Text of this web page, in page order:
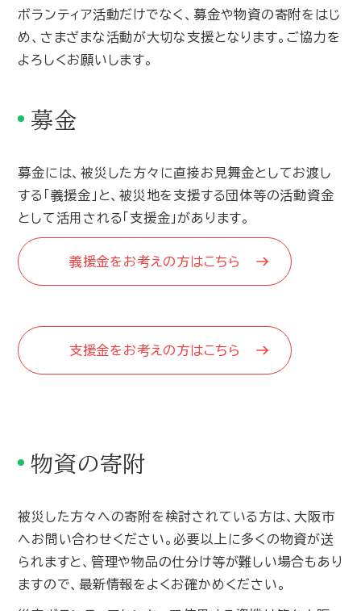
ボランティア活動だけでなく、募金や物資の寄附をはじ
め、さまざまな活動が大切な支援となります。ご協力を
よろしくお願いします。
募金
募金には、被災した方々に直接お見舞金としてお渡し
する「義援金」と、被災地を支援する団体等の活動資金
として活用される「支援金」があります。
義援金をお考えの方はこちら
支援金をお考えの方はこちら
物資の寄附
被災した方々への寄附を検討されている方は、大阪市
へお問い合わせください。必要以上に多くの物資が送
られますと、管理や物品の仕分け等が難しい場合もあり
ますので、最新情報をよくお確かめください。